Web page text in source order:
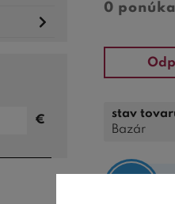
€
0
stav
Bazár